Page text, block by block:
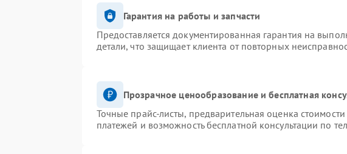
Гарантия на работы и запчасти
Предоставляется документированная гарантия на
детали, что защищает клиента от повторных
Прозрачное ценообразование и бесплатная
Точные прайс-листы, предварительная оценка
платежей и возможность бесплатной консультации по